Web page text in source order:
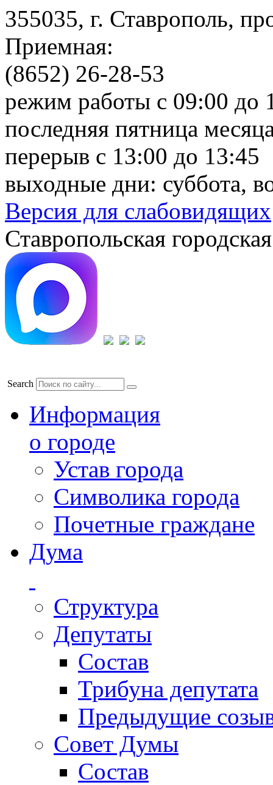
355035, г. Ставрополь,
Приемная:
(8652) 26-28-53
режим работы с 09:00 до
последняя пятница
перерыв с 13:00 до 13:45
выходные дни: суббота,
Версия для слабовидящих
Ставропольская
Search
Информация
о городе
Устав города
Символика города
Почетные граждане
Дума
Структура
Депутаты
Состав
Трибуна депутата
Предыдущие
Совет Думы
Состав